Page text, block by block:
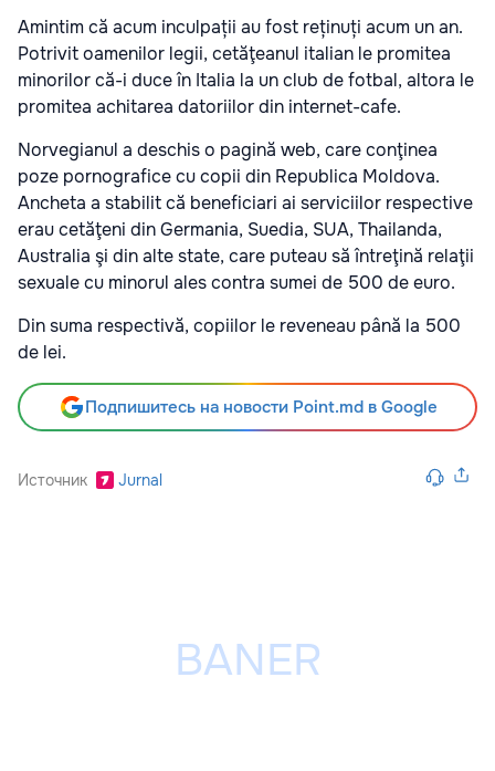
Amintim că acum inculpații au fost reținuți acum un an.
Potrivit oamenilor legii, cetăţeanul italian le promitea
minorilor că-i duce în Italia la un club de fotbal, altora le
promitea achitarea datoriilor din internet-cafe.
Norvegianul a deschis o pagină web, care conţinea
poze pornografice cu copii din Republica Moldova.
Ancheta a stabilit că beneficiari ai serviciilor respective
erau cetăţeni din Germania, Suedia, SUA, Thailanda,
Australia şi din alte state, care puteau să întreţină relaţii
sexuale cu minorul ales contra sumei de 500 de euro.
Din suma respectivă, copiilor le reveneau până la 500
de lei.
Подпишитесь на новости Point.md в Google
Источник Jurnal